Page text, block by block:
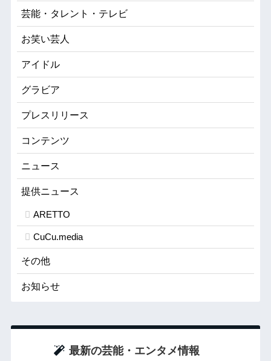
芸能・タレント・テレビ
お笑い芸人
アイドル
グラビア
プレスリリース
コンテンツ
ニュース
提供ニュース
ARETTO
CuCu.media
その他
お知らせ
最新の芸能・エンタメ情報